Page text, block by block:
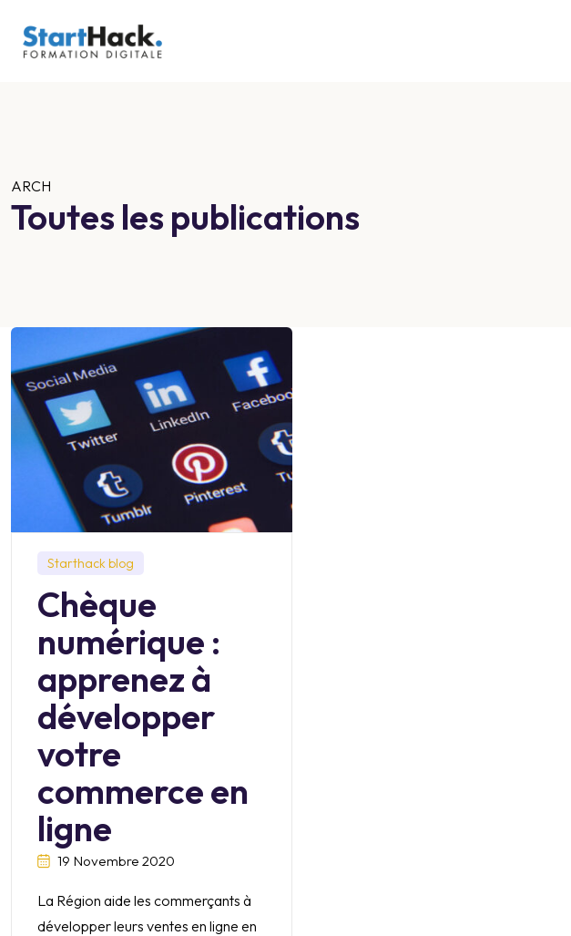
ARCH
Toutes les publications
Starthack blog
Chèque
numérique :
apprenez à
développer
votre
commerce en
ligne
19 Novembre 2020
La Région aide les commerçants à
développer leurs ventes en ligne en